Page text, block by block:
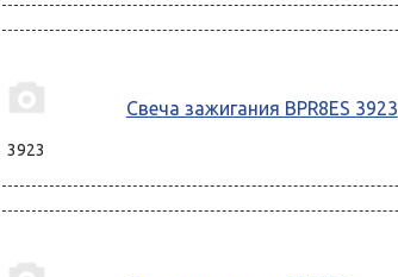
3923
Свеча зажигания BPR8ES 3923